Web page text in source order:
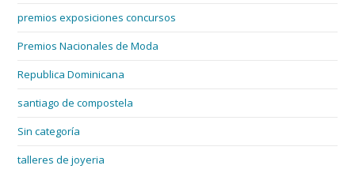
premios exposiciones concursos
Premios Nacionales de Moda
Republica Dominicana
santiago de compostela
Sin categoría
talleres de joyeria